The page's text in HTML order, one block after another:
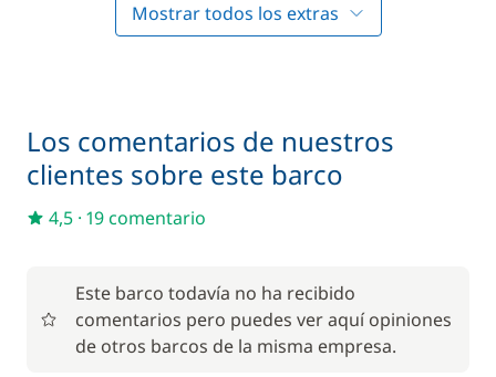
Marinero Incluido en el precio
—
Patrón (comidas no incluidas)Incluido en el precio
—
Mostrar todos los extras
Los comentarios de nuestros
clientes sobre este barco
4,5 · 19 comentario
Este barco todavía no ha recibido
comentarios pero puedes ver aquí opiniones
de otros barcos de la misma empresa.